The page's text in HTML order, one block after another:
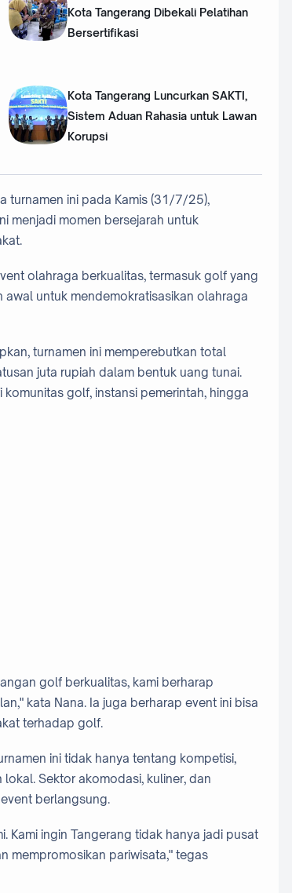
Kota Tangerang Dibekali Pelatihan
Bersertifikasi
Kota Tangerang Luncurkan SAKTI,
Sistem Aduan Rahasia untuk Lawan
Korupsi
turnamen ini pada Kamis (31/7/25),
menjadi momen bersejarah untuk
olahraga berkualitas, termasuk golf yang
untuk mendemokratisasikan olahraga
turnamen ini memperebutkan total
juta rupiah dalam bentuk uang tunai.
golf, instansi pemerintah, hingga
golf berkualitas, kami berharap
kata Nana. Ia juga berharap event ini bisa
terhadap golf.
ini tidak hanya tentang kompetisi,
Sektor akomodasi, kuliner, dan
berlangsung.
Kami ingin Tangerang tidak hanya jadi pusat
mempromosikan pariwisata," tegas